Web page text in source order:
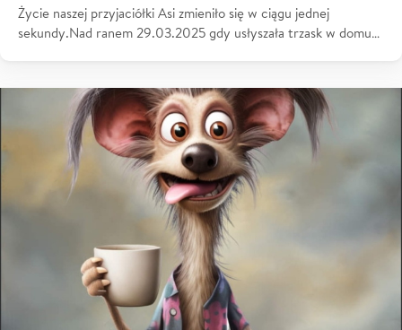
Życie naszej przyjaciółki Asi zmieniło się w ciągu jednej
sekundy.Nad ranem 29.03.2025 gdy usłyszała trzask w domu…